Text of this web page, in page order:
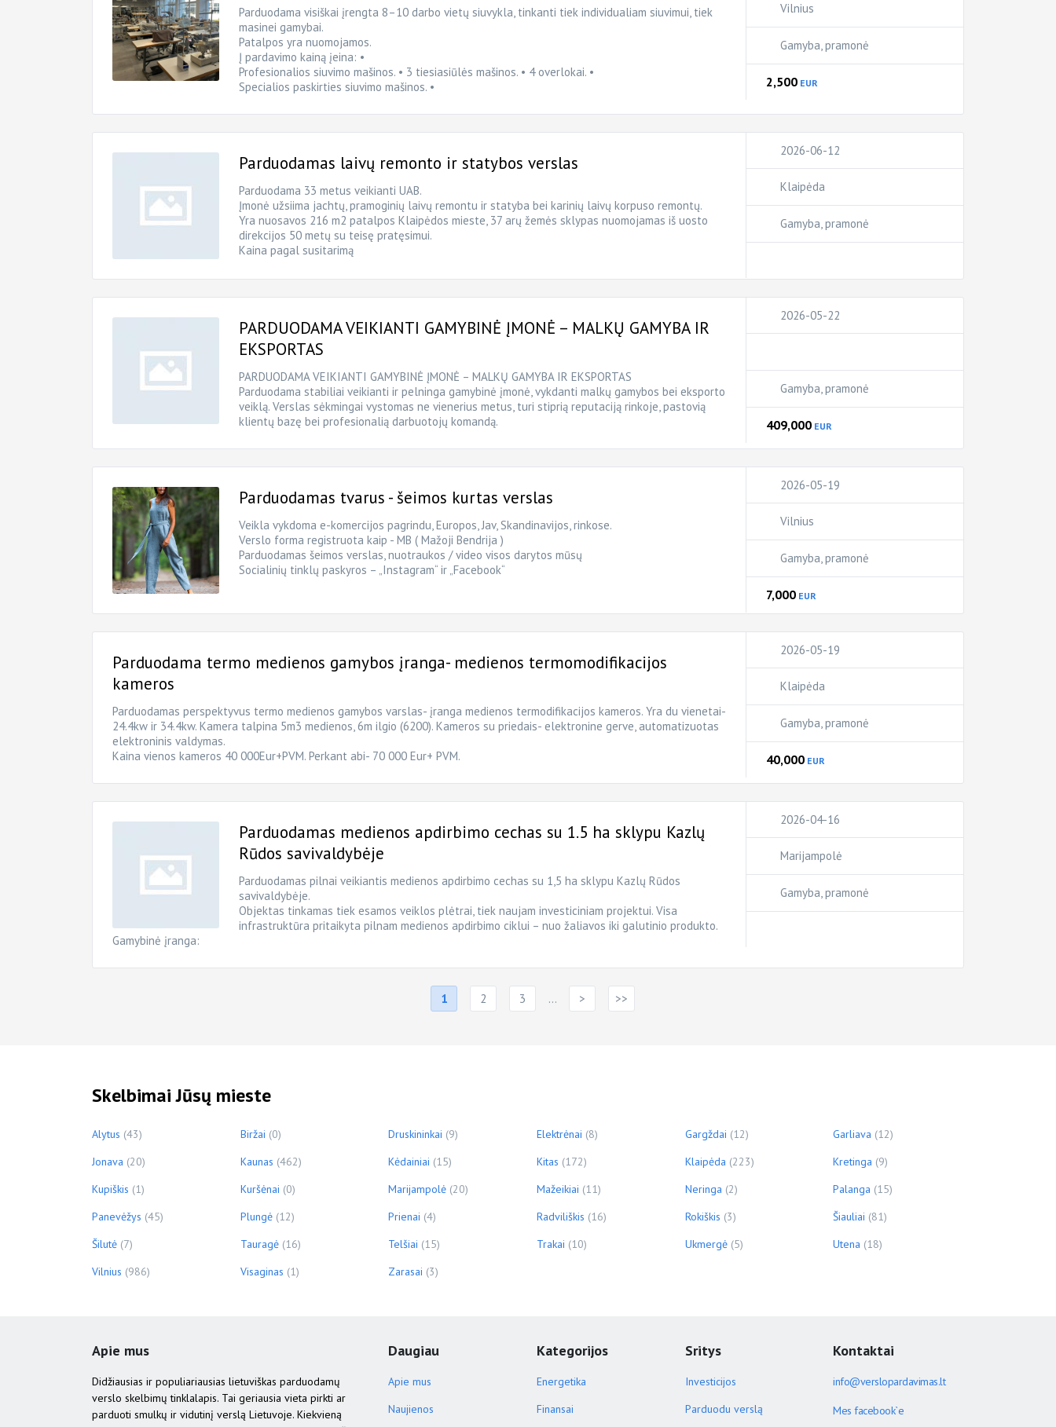
Parduodama visiškai įrengta 8–10 darbo vietų siuvykla, tinkanti tiek individualiam siuvimui, tiek
masinei gamybai.
Patalpos yra nuomojamos.
Į pardavimo kainą įeina: •
Profesionalios siuvimo mašinos. • 3 tiesiasiūlės mašinos. • 4 overlokai. •
Specialios paskirties siuvimo mašinos. •
Vilnius
Gamyba, pramonė
2,500 EUR
Parduodamas laivų remonto ir statybos verslas
Parduodama 33 metus veikianti UAB.
Įmonė užsiima jachtų, pramoginių laivų remontu ir statyba bei karinių laivų korpuso remontų.
Yra nuosavos 216 m2 patalpos Klaipėdos mieste, 37 arų žemės sklypas nuomojamas iš uosto
direkcijos 50 metų su teisę pratęsimui.
Kaina pagal susitarimą
2026-06-12
Klaipėda
Gamyba, pramonė
PARDUODAMA VEIKIANTI GAMYBINĖ ĮMONĖ – MALKŲ GAMYBA IR
EKSPORTAS
PARDUODAMA VEIKIANTI GAMYBINĖ ĮMONĖ – MALKŲ GAMYBA IR EKSPORTAS
Parduodama stabiliai veikianti ir pelninga gamybinė įmonė, vykdanti malkų gamybos bei eksporto
veiklą. Verslas sėkmingai vystomas ne vienerius metus, turi stiprią reputaciją rinkoje, pastovią
klientų bazę bei profesionalią darbuotojų komandą.
2026-05-22
Gamyba, pramonė
409,000 EUR
Parduodamas tvarus - šeimos kurtas verslas
Veikla vykdoma e-komercijos pagrindu, Europos, Jav, Skandinavijos, rinkose.
Verslo forma registruota kaip - MB ( Mažoji Bendrija )
Parduodamas šeimos verslas, nuotraukos / video visos darytos mūsų
Socialinių tinklų paskyros – „Instagram“ ir „Facebook“
2026-05-19
Vilnius
Gamyba, pramonė
7,000 EUR
Parduodama termo medienos gamybos įranga- medienos termomodifikacijos
kameros
Parduodamas perspektyvus termo medienos gamybos varslas- įranga medienos termodifikacijos kameros. Yra du vienetai-
24.4kw ir 34.4kw. Kamera talpina 5m3 medienos, 6m ilgio (6200). Kameros su priedais- elektronine gerve, automatizuotas
elektroninis valdymas.
Kaina vienos kameros 40 000Eur+PVM. Perkant abi- 70 000 Eur+ PVM.
2026-05-19
Klaipėda
Gamyba, pramonė
40,000 EUR
Parduodamas medienos apdirbimo cechas su 1.5 ha sklypu Kazlų
Rūdos savivaldybėje
Parduodamas pilnai veikiantis medienos apdirbimo cechas su 1,5 ha sklypu Kazlų Rūdos
savivaldybėje.
Objektas tinkamas tiek esamos veiklos plėtrai, tiek naujam investiciniam projektui. Visa
infrastruktūra pritaikyta pilnam medienos apdirbimo ciklui – nuo žaliavos iki galutinio produkto.
Gamybinė įranga:
2026-04-16
Marijampolė
Gamyba, pramonė
1 2 3 … > >>
Skelbimai Jūsų mieste
Alytus (43) Biržai (0) Druskininkai (9) Elektrėnai (8) Gargždai (12) Garliava (12)
Jonava (20) Kaunas (462) Kėdainiai (15) Kitas (172) Klaipėda (223) Kretinga (9)
Kupiškis (1) Kuršėnai (0) Marijampolė (20) Mažeikiai (11) Neringa (2) Palanga (15)
Panevėžys (45) Plungė (12) Prienai (4) Radviliškis (16) Rokiškis (3) Šiauliai (81)
Šilutė (7) Tauragė (16) Telšiai (15) Trakai (10) Ukmergė (5) Utena (18)
Vilnius (986) Visaginas (1) Zarasai (3)
Apie mus
Didžiausias ir populiariausias lietuviškas parduodamų
verslo skelbimų tinklalapis. Tai geriausia vieta pirkti ar
parduoti smulkų ir vidutinį verslą Lietuvoje. Kiekvieną
Daugiau
Apie mus
Naujienos
Kategorijos
Energetika
Finansai
Sritys
Investicijos
Parduodu verslą
Kontaktai
info@verslopardavimas.lt
Mes facebook`e